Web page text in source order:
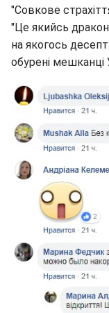
"Совкове
"Це якийсь
на якогось
обурені мешканці